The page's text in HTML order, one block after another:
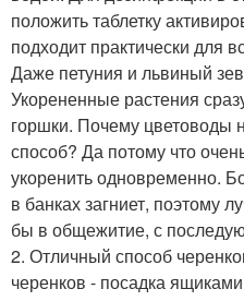
положить таблетку
подходит практически для
Даже петуния и львиный
Укорененные растения
горшки. Почему цветоводы
способ? Да потому что
укоренить одновременно.
в банках загниет, поэтому
бы в общежитие, с
2. Отличный способ
черенков - посадка